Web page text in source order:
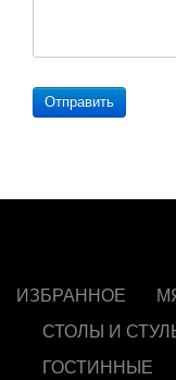
Отправить
ИЗБРАННОЕ
СТОЛЫ И
ГОСТИННЫЕ